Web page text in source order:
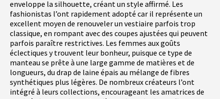
enveloppe la silhouette, créant un style affirmé. Les
fashionistas l’ont rapidement adopté car il représente un
excellent moyen de renouveler un vestiaire parfois trop
classique, en rompant avec des coupes ajustées qui peuvent
parfois paraître restrictives. Les femmes aux goûts
éclectiques y trouvent leur bonheur, puisque ce type de
manteau se prête à une large gamme de matières et de
longueurs, du drap de laine épais au mélange de fibres
synthétiques plus légères. De nombreux créateurs l’ont
intégré à leurs collections, encourageant les amatrices de